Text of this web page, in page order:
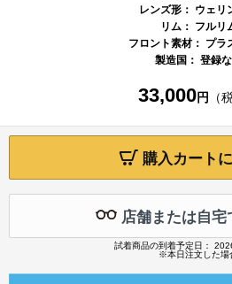
レンズ形： ウェリ
リム： フルリ
フロント素材： プラ
製造国： 登録
33,000円 （
購入カート
店舗または自宅
試着商品の到着予定日：
※本日注文した場